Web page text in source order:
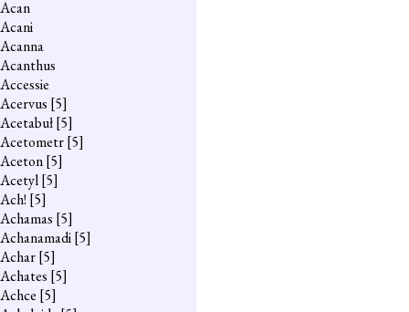
Acan
Acani
Acanna
Acanthus
Accessie
Acervus [5]
Acetabuł[5]
Acetometr[5]
Aceton[5]
Acetyl[5]
Ach! [5]
Achamas [5]
Achanamadi[5]
Achar[5]
Achates [5]
Achce [5]